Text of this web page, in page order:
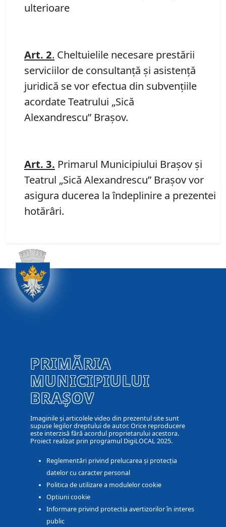
ulterioare
Art. 2. Cheltuielile necesare prestării
serviciilor de consultanță și asistență
juridică se vor efectua din subvențiile
acordate Teatrului „Sică
Alexandrescu” Brașov.
Art. 3. Primarul Municipiului Braşov şi
Teatrul „Sică Alexandrescu” Braşov vor
asigura ducerea la îndeplinire a prezentei
hotărâri.
PRIMĂRIA
MUNICIPIULUI
BRAȘOV
Imaginile și articolele video din prezentul site sunt
supuse legilor dreptului de autor. Orice reproducere
este interzisă fără acordul proprietarului acestora.
Proiect realizat prin programul DigiLOCAL 2025.
Reglementări privind prelucarea și protecția
datelor cu caracter personal
Politica de utilizare a modulelor cookie
Optiuni cookie
Informare privind protectia avertizorilor în interes
public